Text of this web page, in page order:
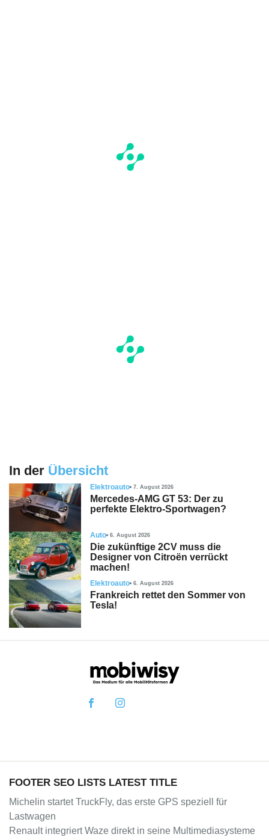
In der Übersicht
Elektroauto 7. August 2026
Mercedes-AMG GT 53: Der zu
perfekte Elektro-Sportwagen?
Auto 6. August 2026
Die zukünftige 2CV muss die
Designer von Citroën verrückt
machen!
Elektroauto 6. August 2026
Frankreich rettet den Sommer von
Tesla!
FOOTER SEO LISTS LATEST TITLE
Michelin startet TruckFly, das erste GPS speziell für
Lastwagen
Renault integriert Waze direkt in seine Multimediasysteme